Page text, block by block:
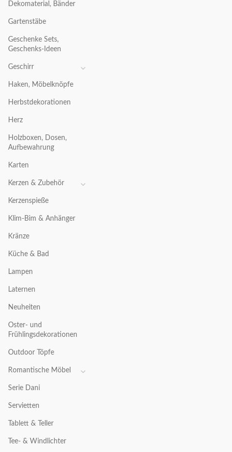
Dekomaterial, Bänder
Gartenstäbe
Geschenke Sets,
Geschenks-Ideen
Geschirr
Haken, Möbelknöpfe
Herbstdekorationen
Herz
Holzboxen, Dosen,
Aufbewahrung
Karten
Kerzen & Zubehör
Kerzenspieße
Klim-Bim & Anhänger
Kränze
Küche & Bad
Lampen
Laternen
Neuheiten
Oster- und
Frühlingsdekorationen
Outdoor Töpfe
Romantische Möbel
Serie Dani
Servietten
Tablett & Teller
Tee- & Windlichter